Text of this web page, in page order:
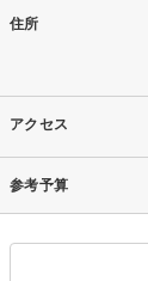
住所
アクセス
参考予算